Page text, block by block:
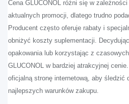
Cena GLUCONOL różni się w
aktualnych promocji, dlatego trudno
Producent często oferuje rabaty i
obniżyć koszty suplementacji.
opakowania lub korzystając z
GLUCONOL w bardziej atrakcyjnej
oficjalną stronę internetową, aby śledzić
najlepszych warunków zakupu.